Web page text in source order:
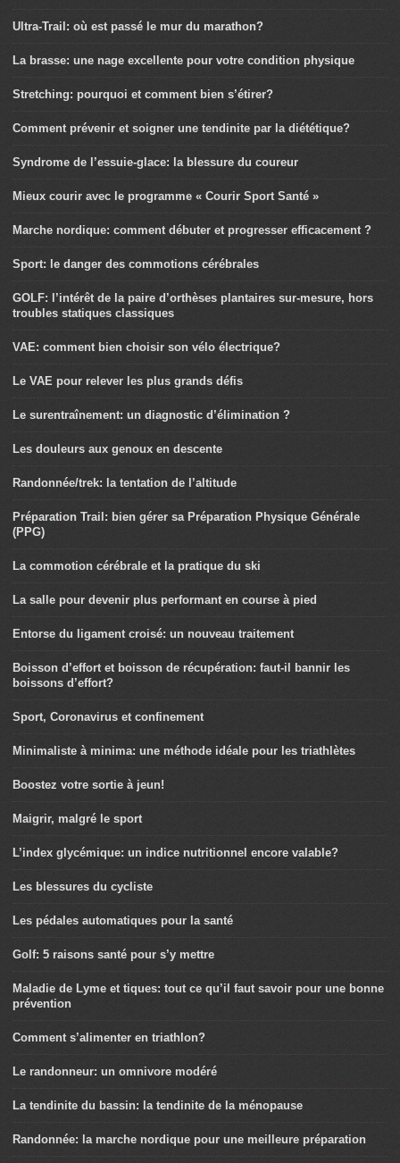
Ultra-Trail: où est passé le mur du marathon?
La brasse: une nage excellente pour votre condition physique
Stretching: pourquoi et comment bien s’étirer?
Comment prévenir et soigner une tendinite par la diététique?
Syndrome de l’essuie-glace: la blessure du coureur
Mieux courir avec le programme « Courir Sport Santé »
Marche nordique: comment débuter et progresser efficacement ?
Sport: le danger des commotions cérébrales
GOLF: l’intérêt de la paire d’orthèses plantaires sur-mesure, hors
troubles statiques classiques
VAE: comment bien choisir son vélo électrique?
Le VAE pour relever les plus grands défis
Le surentraînement: un diagnostic d’élimination ?
Les douleurs aux genoux en descente
Randonnée/trek: la tentation de l’altitude
Préparation Trail: bien gérer sa Préparation Physique Générale
(PPG)
La commotion cérébrale et la pratique du ski
La salle pour devenir plus performant en course à pied
Entorse du ligament croisé: un nouveau traitement
Boisson d’effort et boisson de récupération: faut-il bannir les
boissons d’effort?
Sport, Coronavirus et confinement
Minimaliste à minima: une méthode idéale pour les triathlètes
Boostez votre sortie à jeun!
Maigrir, malgré le sport
L’index glycémique: un indice nutritionnel encore valable?
Les blessures du cycliste
Les pédales automatiques pour la santé
Golf: 5 raisons santé pour s’y mettre
Maladie de Lyme et tiques: tout ce qu’il faut savoir pour une bonne
prévention
Comment s’alimenter en triathlon?
Le randonneur: un omnivore modéré
La tendinite du bassin: la tendinite de la ménopause
Randonnée: la marche nordique pour une meilleure préparation